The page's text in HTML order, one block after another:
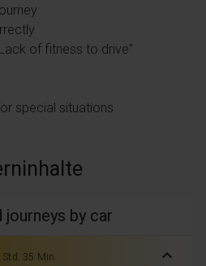
of fitness to drive"
special situations
by car
Std. 35 Min. expand_less